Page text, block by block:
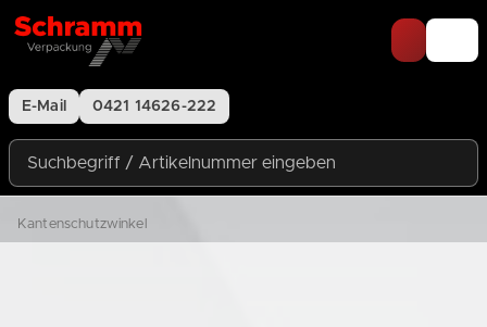
E-Mail 0421 14626-222
Suchbegriff / Artikelnummer eingeben
Kantenschutzwinkel